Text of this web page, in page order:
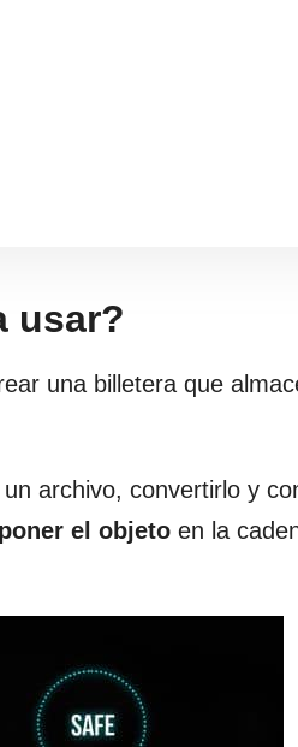
usar?
una billetera que
archivo, convertirlo y
el objeto en la